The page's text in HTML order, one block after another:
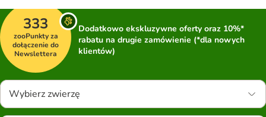
333
zooPunkty za
dołączenie do
Newslettera
Dodatkowo ekskluzywne oferty oraz 10%*
rabatu na drugie zamówienie (*dla nowych
klientów)
Wybierz zwierzę